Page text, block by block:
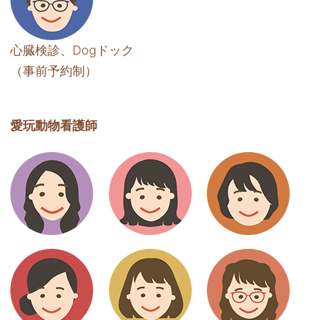
心臓検診、Dogドック
（事前予約制）
愛玩動物看護師